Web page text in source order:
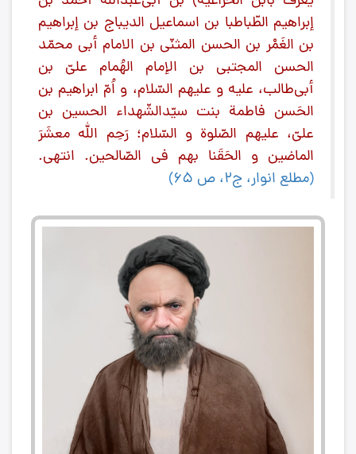
إبراهیم الطّباطبا بن اسماعیل الدیباج بن إبراهیم
بن الغَمْر بن الحسن المثنّی بن الامام أبی محمّد
الحسن المجتبی بن الإمام الهُمام علیّ بن
أبی‌طالب، علیه و علیهم السّلام، و اُمّ ابراهیم بن
الحَسن فاطمة بنت سیّدالشّهداء الحسین بن
علیّ، علیهم الصّلوة و السّلام؛ رَحِم الله معشَرَ
الماضین و الحَقَنا بهم فی الصّالحین. انتهی.
(مطلع انوار، ج2، ص 65 )